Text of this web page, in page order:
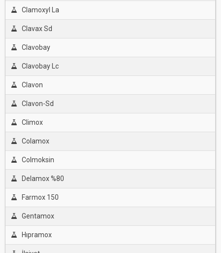
Clamoxyl La
Clavax Sd
Clavobay
Clavobay Lc
Clavon
Clavon-Sd
Climox
Colamox
Colmoksin
Delamox %80
Farmox 150
Gentamox
Hıpramox